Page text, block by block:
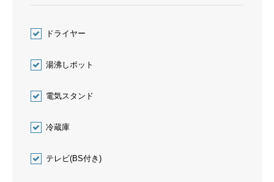
ドライヤー
湯沸しポット
電気スタンド
冷蔵庫
テレビ(BS付き)